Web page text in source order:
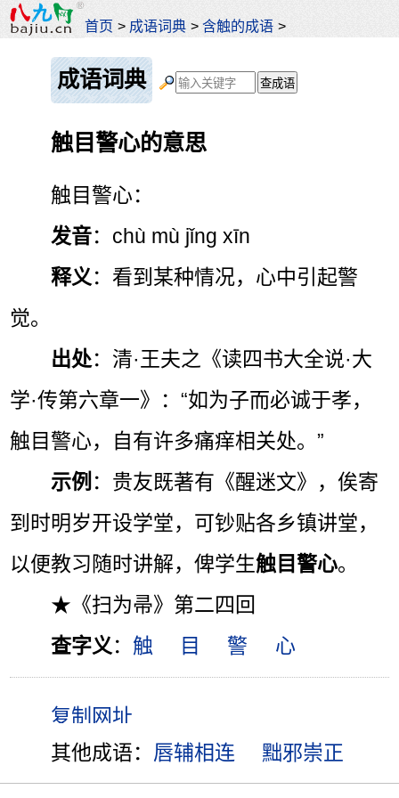
首页 > 成语词典 >含触的成语 >
成语词典
触目警心的意思
触目警心：
发音：chù mù jǐng xīn
释义 ：看到某种情况，心中引起警
觉。
出处：清·王夫之《读四书大全说·大
学·传第六章一》：“如为子而必诚于孝，
触目警心，自有许多痛痒相关处。”
示例 ：贵友既著有《醒迷文》，俟寄
到时明岁开设学堂，可钞贴各乡镇讲堂，
以便教习随时讲解，俾学生触目警心。
★《扫为帚》第二四回
查字义 ： 触 目 警 心
其他成语： 唇辅相连 黜邪崇正